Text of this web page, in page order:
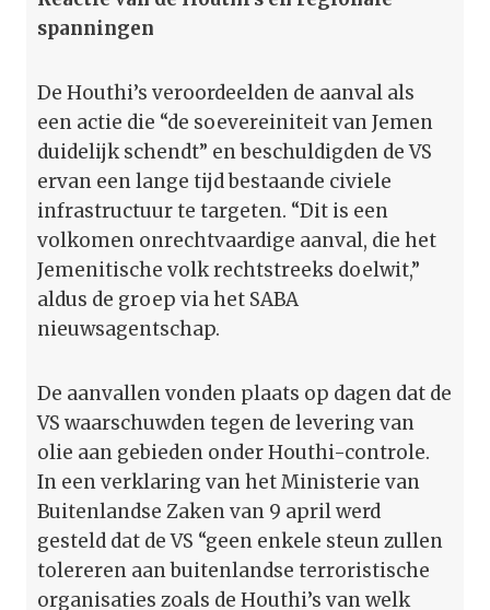
spanningen
De Houthi’s veroordeelden de aanval als
een actie die “de soevereiniteit van Jemen
duidelijk schendt” en beschuldigden de VS
ervan een lange tijd bestaande civiele
infrastructuur te targeten. “Dit is een
volkomen onrechtvaardige aanval, die het
Jemenitische volk rechtstreeks doelwit,”
aldus de groep via het SABA
nieuwsagentschap.
De aanvallen vonden plaats op dagen dat de
VS waarschuwden tegen de levering van
olie aan gebieden onder Houthi-controle.
In een verklaring van het Ministerie van
Buitenlandse Zaken van 9 april werd
gesteld dat de VS “geen enkele steun zullen
tolereren aan buitenlandse terroristische
organisaties zoals de Houthi’s van welk